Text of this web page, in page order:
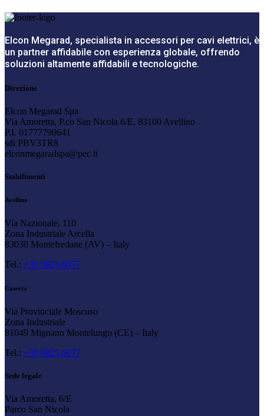
Elcon Megarad, specialista in accessori per cavi elettrici, è
un partner affidabile con esperienza globale, offrendo
soluzioni altamente affidabili e tecnologiche.
Direzione
Elcon Megarad Spa
Via Amoretta, P.co San Nicola 6/E, 83100 Avellino
P.I. 01777790641
sdi PBV3TR8
elconmegaradspa@pec.it
Stabilimenti
Avellino
Via Nazionale, 110
Zona Industriale Arcella
83030 Montefredane (AV) – Italy
Tel.: +39 0825 6077
Caserta
Via Provinciale Moscuso
Zona Industriale
81049 Mignano Montelungo (CE) – Italy
Tel.: +39 0825 6077
Sede legale
Via Amoretta, 6/E
Parco San Nicola